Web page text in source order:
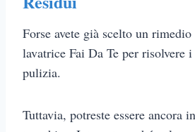
Forse avete già scelto un
lavatrice Fai Da Te per risolvere
pulizia.
Tuttavia, potreste essere ancora